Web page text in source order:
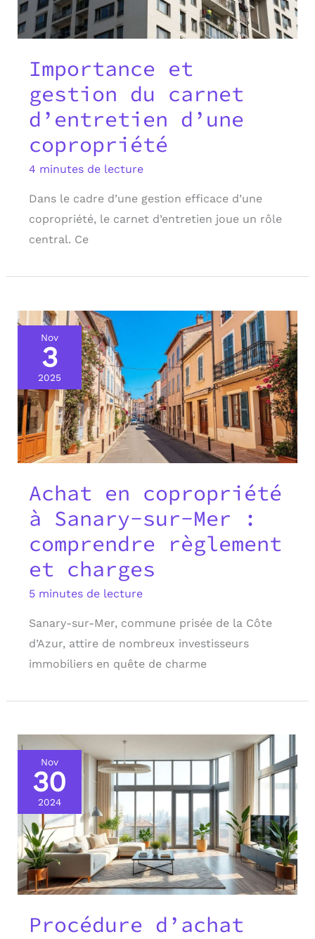
Importance et
gestion du carnet
d’entretien d’une
copropriété
4 minutes de lecture
Dans le cadre d’une gestion efficace d’une
copropriété, le carnet d’entretien joue un rôle
central. Ce
Nov
3
2025
Achat en copropriété
à Sanary-sur-Mer :
comprendre règlement
et charges
5 minutes de lecture
Sanary-sur-Mer, commune prisée de la Côte
d’Azur, attire de nombreux investisseurs
immobiliers en quête de charme
Nov
30
2024
Procédure d’achat